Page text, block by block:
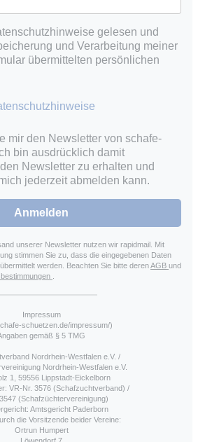
gelesen und
und Verarbeitung meiner
übermittelten persönlichen
mir den Newsletter von schafe-
bin ausdrücklich damit
Newsletter zu erhalten und
jederzeit abmelden kann.
Anmelden
unserer Newsletter nutzen wir rapidmail. Mit
stimmen Sie zu, dass die eingegebenen Daten
werden. Beachten Sie bitte derenAGB und
Impressum
schuetzen.de/impressum/)
gemäß § 5 TMG
Nordrhein-Westfalen e.V. /
Nordrhein-Westfalen e.V.
1, 59556 Lippstadt-Eickelborn
VR-Nr. 3576 (Schafzuchtverband) /
(Schafzüchtervereinigung)
Amtsgericht Paderborn
die Vorsitzende beider Vereine:
Ortrun Humpert